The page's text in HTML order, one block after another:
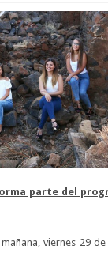
parte del
viernes 29